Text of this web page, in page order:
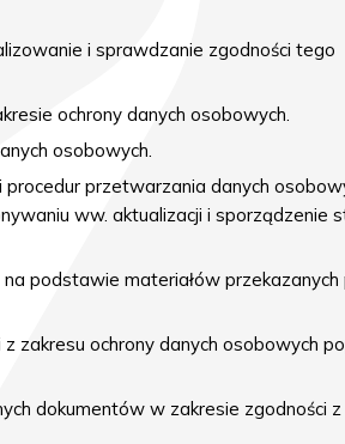
i sprawdzanie zgodności tego
ochrony danych osobowych.
osobowych.
przetwarzania danych
ww. aktualizacji i sporządzenie
podstawie materiałów przekazanych
zakresu ochrony danych osobowych
dokumentów w zakresie zgodności